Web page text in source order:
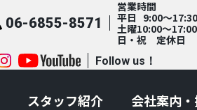
06-6855-8571
営業時間
平日 9:00～17:30
土曜10:00～17:00
日・祝 定休日
Follow us！
スタッフ紹介 会社案内